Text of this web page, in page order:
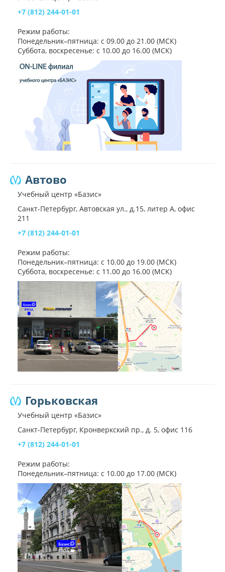
+7 (812) 244-01-01
Режим работы:
Понедельник–пятница: с 09.00 до 21.00 (МСК)
Суббота, воскресенье: с 10.00 до 16.00 (МСК)
Автово
Учебный центр «Базис»
Санкт-Петербург, Автовская ул., д.15, литер А, офис
211
+7 (812) 244-01-01
Режим работы:
Понедельник–пятница: с 10.00 до 19.00 (МСК)
Суббота, воскресенье: с 11.00 до 16.00 (МСК)
Горьковская
Учебный центр «Базис»
Санкт-Петербург, Кронверкский пр., д. 5, офис 116
+7 (812) 244-01-01
Режим работы:
Понедельник–пятница: с 10.00 до 17.00 (МСК)